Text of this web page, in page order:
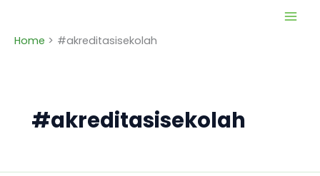
content
Home #akreditasisekolah
#akreditasisekolah